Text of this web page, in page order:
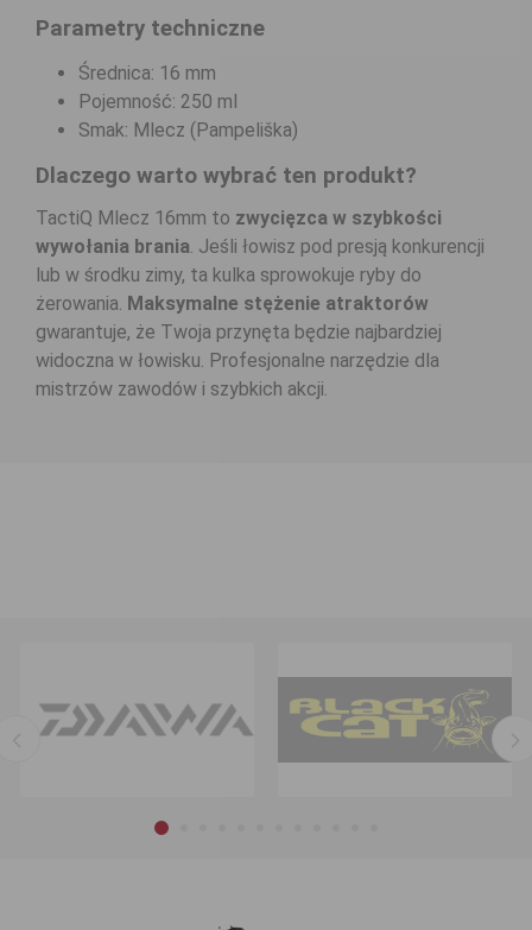
Parametry techniczne
Średnica: 16 mm
Pojemność: 250 ml
Smak: Mlecz (Pampeliška)
Dlaczego warto wybrać ten produkt?
TactiQ Mlecz 16mm to zwycięzca w szybkości
wywołania brania. Jeśli łowisz pod presją konkurencji
lub w środku zimy, ta kulka sprowokuje ryby do
żerowania. Maksymalne stężenie atraktorów
gwarantuje, że Twoja przynęta będzie najbardziej
widoczna w łowisku. Profesjonalne narzędzie dla
mistrzów zawodów i szybkich akcji.